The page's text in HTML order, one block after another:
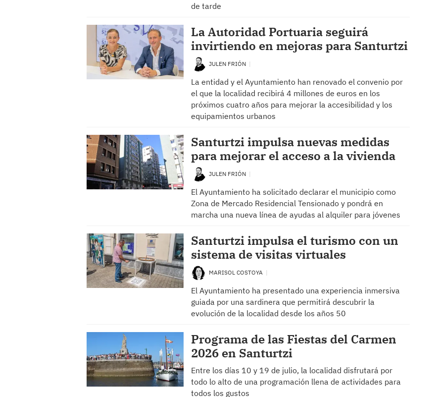
de tarde
La Autoridad Portuaria seguirá
invirtiendo en mejoras para Santurtzi
JULEN FRIÓN
La entidad y el Ayuntamiento han renovado el convenio por
el que la localidad recibirá 4 millones de euros en los
próximos cuatro años para mejorar la accesibilidad y los
equipamientos urbanos
Santurtzi impulsa nuevas medidas
para mejorar el acceso a la vivienda
JULEN FRIÓN
El Ayuntamiento ha solicitado declarar el municipio como
Zona de Mercado Residencial Tensionado y pondrá en
marcha una nueva línea de ayudas al alquiler para jóvenes
Santurtzi impulsa el turismo con un
sistema de visitas virtuales
MARISOL COSTOYA
El Ayuntamiento ha presentado una experiencia inmersiva
guiada por una sardinera que permitirá descubrir la
evolución de la localidad desde los años 50
Programa de las Fiestas del Carmen
2026 en Santurtzi
Entre los días 10 y 19 de julio, la localidad disfrutará por
todo lo alto de una programación llena de actividades para
todos los gustos